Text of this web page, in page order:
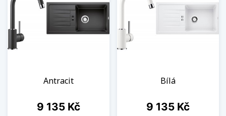
Antracit
Cena
9 135 Kč
Bílá
Cena
9 135 Kč